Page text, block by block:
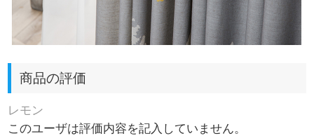
商品の評価
レモン
このユーザは評価内容を記入していません。